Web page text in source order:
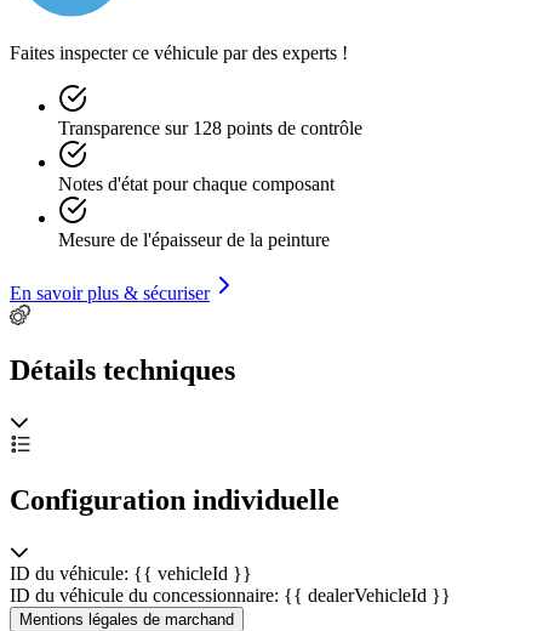
Faites inspecter ce véhicule par des experts !
Transparence sur 128 points de contrôle
Notes d'état pour chaque composant
Mesure de l'épaisseur de la peinture
En savoir plus & sécuriser
Détails techniques
Configuration individuelle
ID du véhicule: {{ vehicleId }}
ID du véhicule du concessionnaire: {{ dealerVehicleId }}
Mentions légales de marchand